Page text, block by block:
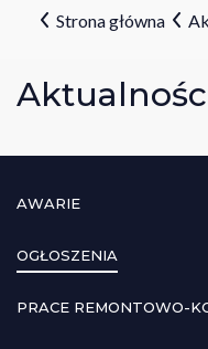
Strona główna
AWARIE
OGŁOSZENIA
PRACE REMONTOWO-